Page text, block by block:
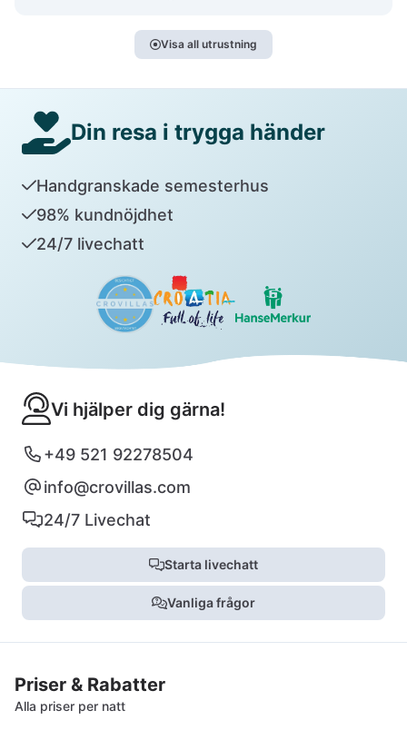
Visa all utrustning
Din resa i trygga händer
Handgranskade semesterhus
98% kundnöjdhet
24/7 livechatt
Vi hjälper dig gärna!
+49 521 92278504
info@crovillas.com
24/7 Livechat
Starta livechatt
Vanliga frågor
Priser & Rabatter
Alla priser per natt